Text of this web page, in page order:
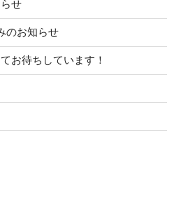
せ
のお知らせ
お待ちしています！